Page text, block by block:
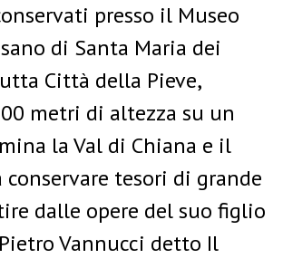
presso il Museo
di Santa Maria dei
Città della Pieve,
metri di altezza su un
la Val di Chiana e il
conservare tesori di grande
dalle opere del suo figlio
Vannucci detto Il